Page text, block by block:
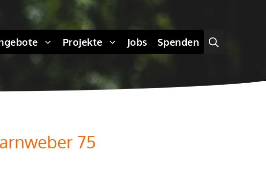
Projekte Jobs Spenden
75